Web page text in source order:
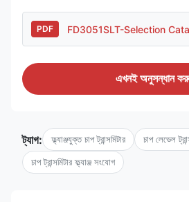
PDF FD3051SLT-Selection
এখনই অনুসন্ধান
ট্যাগ: ফ্ল্যাঞ্জযুক্ত চাপ ট্রান্সমিটার চাপ লেভেল
চাপ ট্রান্সমিটার ফ্ল্যাঞ্জ সংযোগ